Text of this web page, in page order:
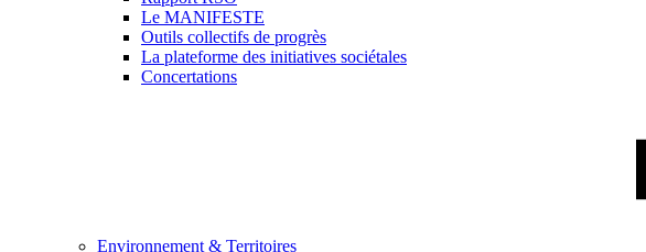
Le MANIFESTE
Outils collectifs de progrès
La plateforme des initiatives sociétales
Concertations
Environnement & Territoires